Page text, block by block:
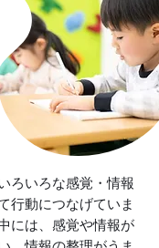
ろいろな感覚・情報
行動につなげていま
には、感覚や情報が